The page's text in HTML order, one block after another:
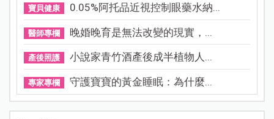
寶貝健康 0.05%阿托品近視控制眼藥水納...
醫師專欄 晚婚晚育是無法改變的現實，...
產後照護 小說家青竹酒產後成半植物人...
專家專欄 守護寶寶的黃金睡眠：為什麼...